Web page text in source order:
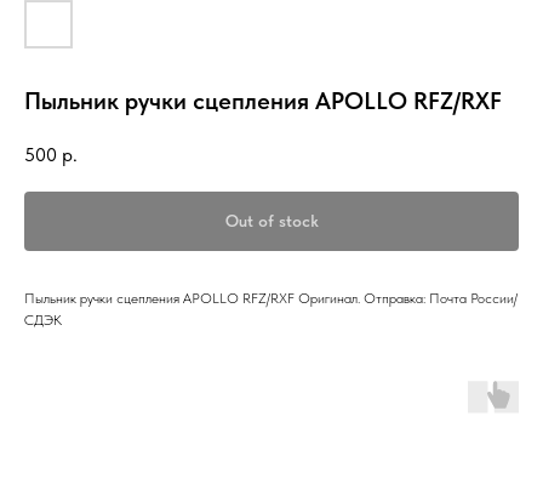
Пыльник ручки сцепления APOLLO RFZ/RXF
500 р.
Out of stock
Пыльник ручки сцепления APOLLO RFZ/RXF Оригинал. Отправка: Почта России/
СДЭК